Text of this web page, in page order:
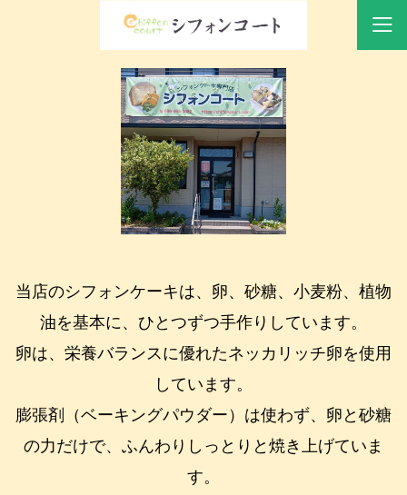
当店のシフォンケーキは、卵、砂糖、小麦粉、植物
油を基本に、ひとつずつ手作りしています。
卵は、栄養バランスに優れたネッカリッチ卵を使用
しています。
膨張剤（ベーキングパウダー）は使わず、卵と砂糖
の力だけで、ふんわりしっとりと焼き上げていま
す。